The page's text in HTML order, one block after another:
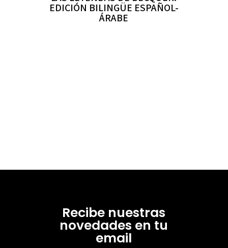
EDICIÓN BILINGÜE ESPAÑOL-
ÁRABE
Recibe nuestras
novedades en tu
email